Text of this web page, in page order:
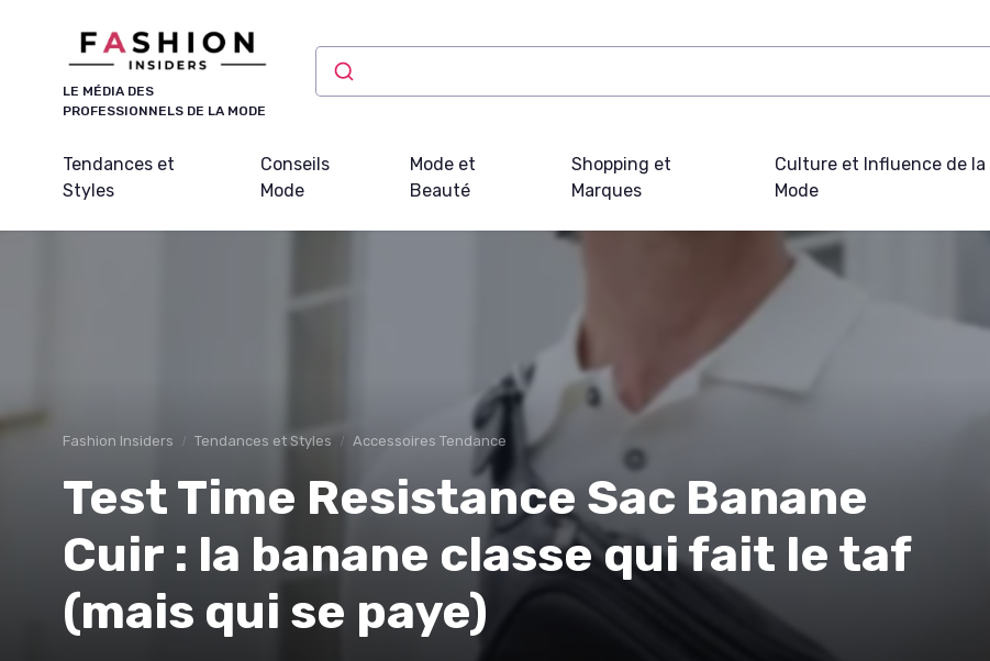
LE MÉDIA DES
PROFESSIONNELS DE LA MODE
Tendances et
Styles
Conseils
Mode
Mode et
Beauté
Shopping et
Marques
Culture et Influence de la
Mode
Fashion Insiders Tendances et Styles Accessoires Tendance
Test Time Resistance Sac Banane
Cuir : la banane classe qui fait le taf
(mais qui se paye)